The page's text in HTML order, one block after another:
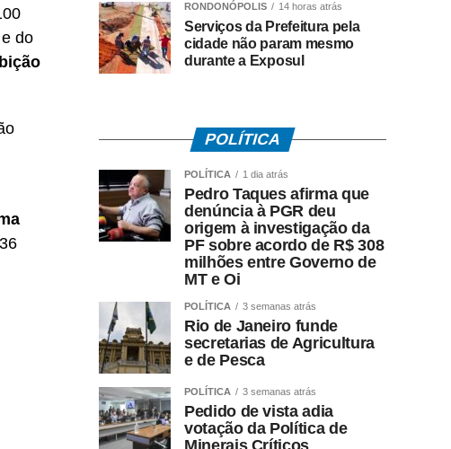
do
RONDONÓPOLIS 14 horas atrás
Serviços da Prefeitura pela
cidade não param mesmo
durante a Exposul
POLÍTICA
POLÍTICA 1 dia atrás
Pedro Taques afirma que
denúncia à PGR deu
origem à investigação da
PF sobre acordo de R$ 308
milhões entre Governo de
MT e Oi
POLÍTICA 3 semanas atrás
Rio de Janeiro funde
secretarias de Agricultura
e de Pesca
POLÍTICA 3 semanas atrás
Pedido de vista adia
votação da Política de